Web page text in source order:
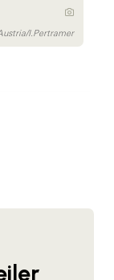
I.Pertramer